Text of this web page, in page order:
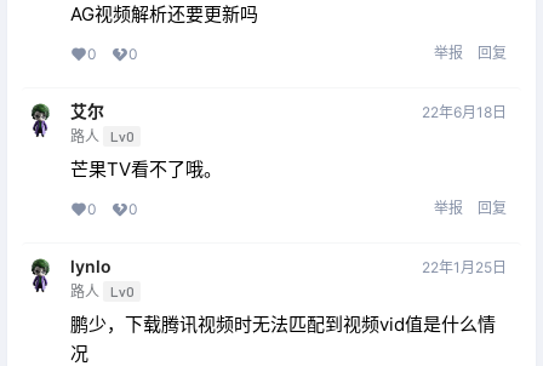
AG视频解析还要更新吗
0 0 举报 回复
艾尔
路人 Lv0
22年6月18日
芒果TV看不了哦。
0 0 举报 回复
lynlo
路人 Lv0
22年1月25日
鹏少，下载腾讯视频时无法匹配到视频vid值是什么情
况